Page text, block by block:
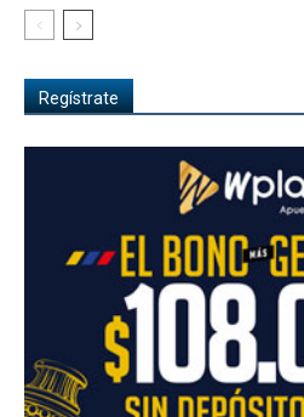
Regístrate